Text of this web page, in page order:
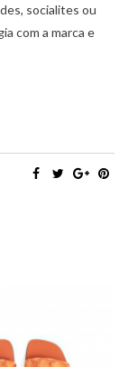
socialites ou
com a marca e